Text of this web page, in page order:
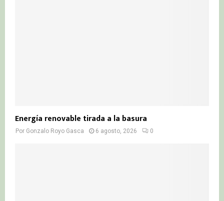
Energía renovable tirada a la basura
Por Gonzalo Royo Gasca 6 agosto, 2026 0